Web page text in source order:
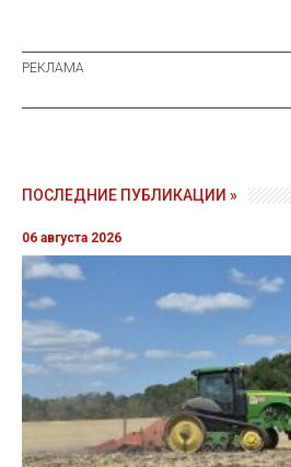
ПОСЛЕДНИЕ ПУБЛИКАЦИИ »
06 августа 2026